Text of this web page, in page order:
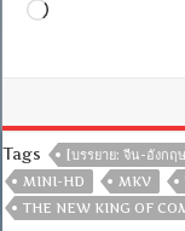
Loading…
Tags [บรรยาย: จีน-อังกฤ
MINI-HD
MKV
THE NEW KING OF